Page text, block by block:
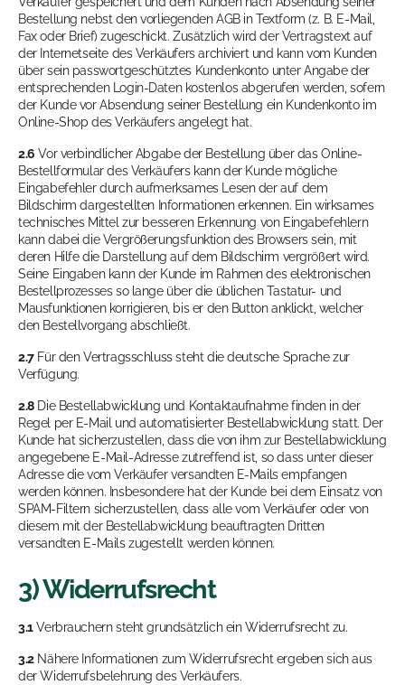
Bestellung nebst den vorliegenden AGB in Textform (z. B. E-Mail,
Fax oder Brief) zugeschickt. Zusätzlich wird der Vertragstext auf
der Internetseite des Verkäufers archiviert und kann vom Kunden
über sein passwortgeschütztes Kundenkonto unter Angabe der
entsprechenden Login-Daten kostenlos abgerufen werden, sofern
der Kunde vor Absendung seiner Bestellung ein Kundenkonto im
Online-Shop des Verkäufers angelegt hat.
2.6 Vor verbindlicher Abgabe der Bestellung über das Online-
Bestellformular des Verkäufers kann der Kunde mögliche
Eingabefehler durch aufmerksames Lesen der auf dem
Bildschirm dargestellten Informationen erkennen. Ein wirksames
technisches Mittel zur besseren Erkennung von Eingabefehlern
kann dabei die Vergrößerungsfunktion des Browsers sein, mit
deren Hilfe die Darstellung auf dem Bildschirm vergrößert wird.
Seine Eingaben kann der Kunde im Rahmen des elektronischen
Bestellprozesses so lange über die üblichen Tastatur- und
Mausfunktionen korrigieren, bis er den Button anklickt, welcher
den Bestellvorgang abschließt.
2.7Für den Vertragsschluss steht die deutsche Sprache zur
Verfügung.
2.8Die Bestellabwicklung und Kontaktaufnahme finden in der
Regel per E-Mail und automatisierter Bestellabwicklung statt. Der
Kunde hat sicherzustellen, dass die von ihm zur Bestellabwicklung
angegebene E-Mail-Adresse zutreffend ist, so dass unter dieser
Adresse die vom Verkäufer versandten E-Mails empfangen
werden können. Insbesondere hat der Kunde bei dem Einsatz von
SPAM-Filtern sicherzustellen, dass alle vom Verkäufer oder von
diesem mit der Bestellabwicklung beauftragten Dritten
versandten E-Mails zugestellt werden können.
3) Widerrufsrecht
3.1Verbrauchern steht grundsätzlich ein Widerrufsrecht zu.
3.2Nähere Informationen zum Widerrufsrecht ergeben sich aus
der Widerrufsbelehrung des Verkäufers.